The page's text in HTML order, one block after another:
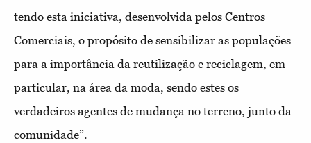
tendo esta iniciativa, desenvolvida pelos Centros
Comerciais, o propósito de sensibilizar as populações
para a importância da reutilização e reciclagem, em
particular, na área da moda, sendo estes os
verdadeiros agentes de mudança no terreno, junto da
comunidade”.